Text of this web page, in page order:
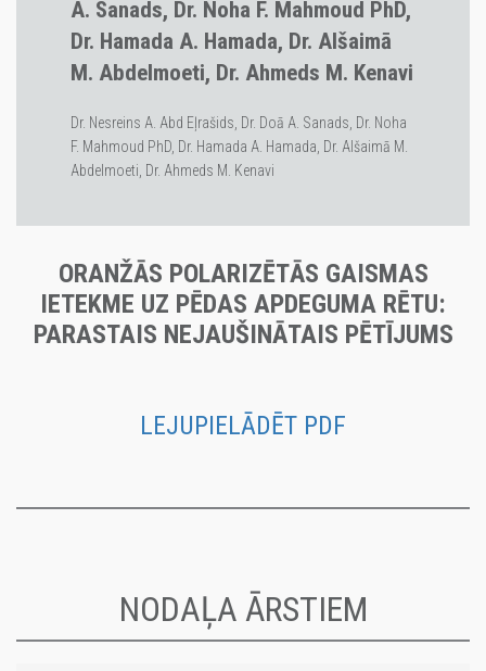
A. Sanads, Dr. Noha F. Mahmoud PhD,
Dr. Hamada A. Hamada, Dr. Alšaimā
M. Abdelmoeti, Dr. Ahmeds M. Kenavi
Dr. Nesreins A. Abd Eļrašids, Dr. Doā A. Sanads, Dr. Noha
F. Mahmoud PhD, Dr. Hamada A. Hamada, Dr. Alšaimā M.
Abdelmoeti, Dr. Ahmeds M. Kenavi
ORANŽĀS POLARIZĒTĀS GAISMAS
IETEKME UZ PĒDAS APDEGUMA RĒTU:
PARASTAIS NEJAUŠINĀTAIS PĒTĪJUMS
LEJUPIELĀDĒT PDF
NODAĻA ĀRSTIEM